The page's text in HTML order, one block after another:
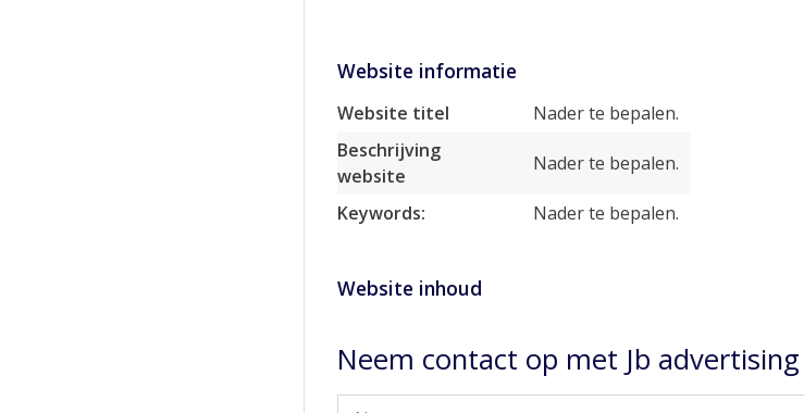
Website informatie
Website titel
Nader te bepalen.
Beschrijving
website
Nader te bepalen.
Keywords: Nader te bepalen.
Website inhoud
Neem contact op met Jb advertising